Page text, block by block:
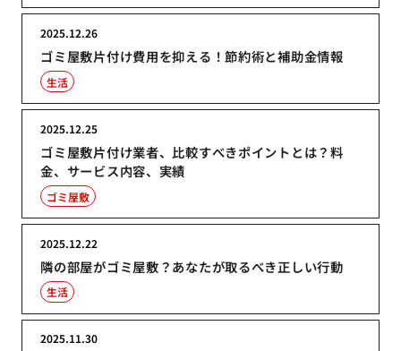
ゴミ屋敷片付け費用を抑える！節約術と補助金情報
2025.12.26
生活
ゴミ屋敷片付け業者、比較すべきポイントとは？料
金、サービス内容、実績
2025.12.25
ゴミ屋敷
隣の部屋がゴミ屋敷？あなたが取るべき正しい行動
2025.12.22
生活
2025.11.30